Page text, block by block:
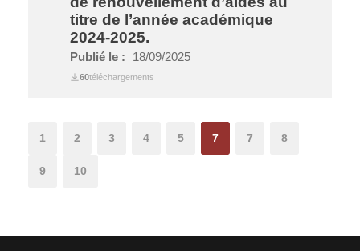
titre de l’année académique
2024-2025.
Publié le : 18/09/2025
60téléchargements
1 2 3 4 5 7 7 8
9 10